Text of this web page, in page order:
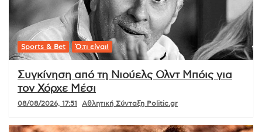
Sports & Bet Ό,τι είναι!
Συγκίνηση από τη Νιούελς Ολντ Μπόις για
τον Χόρχε Μέσι
08/08/2026, 17:51 Αθλητική Σύνταξη Politic.gr